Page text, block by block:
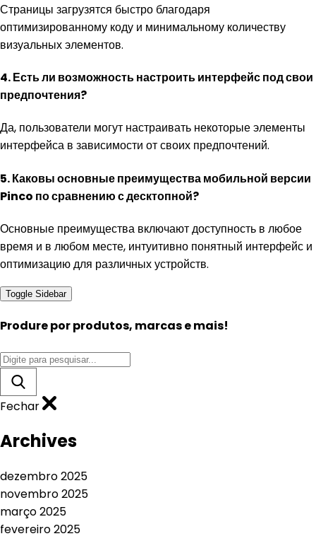
Страницы загрузятся быстро благодаря
оптимизированному коду и минимальному количеству
визуальных элементов.
4. Есть ли возможность настроить интерфейс под свои
предпочтения?
Да, пользователи могут настраивать некоторые элементы
интерфейса в зависимости от своих предпочтений.
5. Каковы основные преимущества мобильной версии
Pinco по сравнению с десктопной?
Основные преимущества включают доступность в любое
время и в любом месте, интуитивно понятный интерфейс и
оптимизацию для различных устройств.
Toggle Sidebar
Produre por produtos, marcas e mais!
Fechar
Archives
dezembro 2025
novembro 2025
março 2025
fevereiro 2025